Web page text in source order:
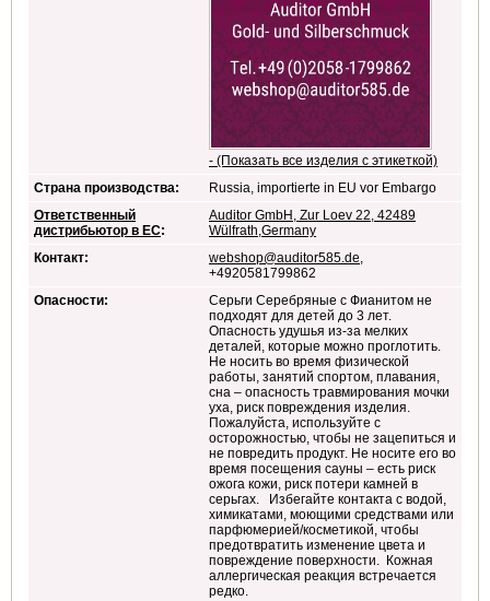
- (Показать все изделия с этикеткой)
Страна производства:
Russia, importierte in EU vor Embargo
Ответственный
дистрибьютор в ЕС:
Auditor GmbH, Zur Loev 22, 42489
Wülfrath,Germany
Контакт:
webshop@auditor585.de,
+4920581799862
Опасности:
Серьги Серебряные с Фианитом не
подходят для детей до 3 лет.
Опасность удушья из-за мелких
деталей, которые можно проглотить.
Не носить во время физической
работы, занятий спортом, плавания,
сна – опасность травмирования мочки
уха, риск повреждения изделия.
Пожалуйста, используйте с
осторожностью, чтобы не зацепиться и
не повредить продукт. Не носите его во
время посещения сауны – есть риск
ожога кожи, риск потери камней в
серьгах. Избегайте контакта с водой,
химикатами, моющими средствами или
парфюмерией/косметикой, чтобы
предотвратить изменение цвета и
повреждение поверхности. Кожная
аллергическая реакция встречается
редко.